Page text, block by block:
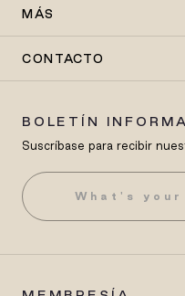
MÁS
CONTACTO
BOLETÍN
Suscríbase para recibir